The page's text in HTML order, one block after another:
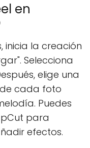
en
inicia la creación
Selecciona
elige una
cada foto
Puedes
para
efectos.